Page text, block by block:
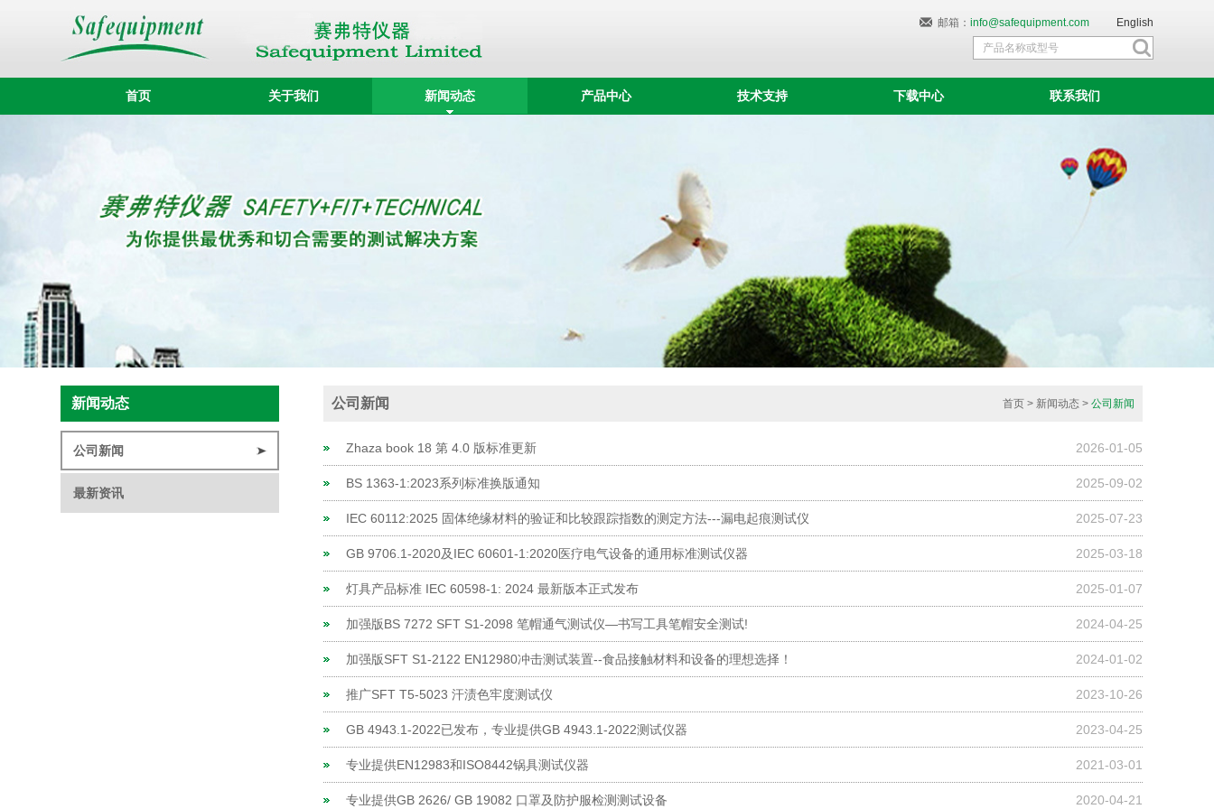
邮箱： info@safequipment.com English
首页 关于我们 新闻动态 产品中心 技术支持 下载中心 联系我们
新闻动态
公司新闻
最新资讯
公司新闻 首页> 新闻动态 > 公司新闻
Zhaza book 18 第 4.0 版标准更新 2026-01-05
BS 1363-1:2023系列标准换版通知 2025-09-02
IEC 60112:2025 固体绝缘材料的验证和比较跟踪指数的测定方法---漏电起痕测试仪 2025-07-23
GB 9706.1-2020及IEC 60601-1:2020医疗电气设备的通用标准测试仪器 2025-03-18
灯具产品标准 IEC 60598-1: 2024 最新版本正式发布 2025-01-07
加强版BS 7272 SFT S1-2098 笔帽通气测试仪—书写工具笔帽安全测试! 2024-04-25
加强版SFT S1-2122 EN12980冲击测试装置--食品接触材料和设备的理想选择！ 2024-01-02
推广SFT T5-5023 汗渍色牢度测试仪 2023-10-26
GB 4943.1-2022已发布，专业提供GB 4943.1-2022测试仪器 2023-04-25
专业提供EN12983和ISO8442锅具测试仪器 2021-03-01
专业提供GB 2626/ GB 19082 口罩及防护服检测测试设备 2020-04-21